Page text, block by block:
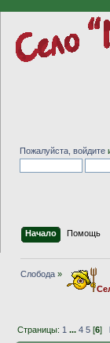
Пожалуйста, войдите
Начало Помощь
Слобода »
Страницы: 1 ...4 5 [6]